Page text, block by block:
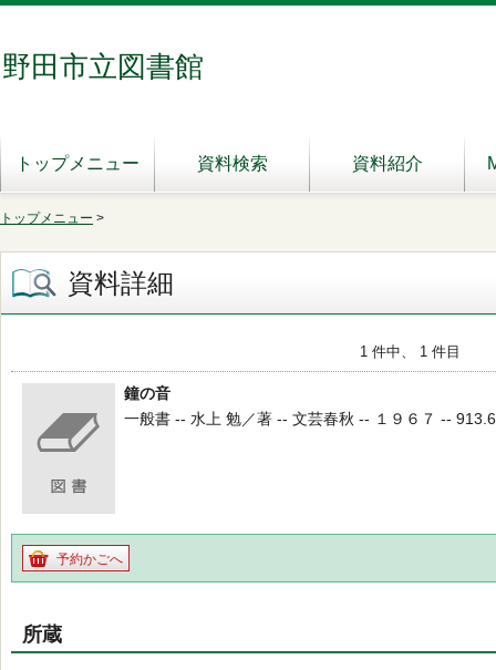
野田市立図書館
トップメニュー 資料検索 資料紹介
トップメニュー >
資料詳細
1 件中、 1 件目
鐘の音
一般書 -- 水上 勉／著 -- 文芸春秋 -- １９６７ -- 913.6
予約かごへ
所蔵